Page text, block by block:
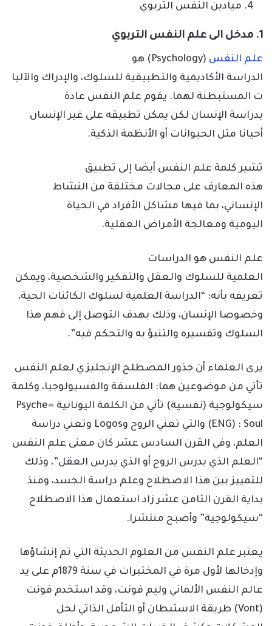
ميادين النفس التربوي
1. مدخل الى علم النفس التربوي
علم النفس
(Psychology) هو
الدراسة الأكاديمية والتطبيقية للسلوك، والإدراك والآليا
ت المستبطنة لهما. يقوم علم النفس عادة
بدراسة الإنسان لكن يمكن تطبيقه على غير الإنسان
أحيانا مثل الحيوانات أو الأنظمة الذكية.
تشير كلمة علم النفس أيضا إلى تطبيق
هذه المعارف على مجالات مختلفة من النشاط
الإنساني، بما فيها مشاكل الأفراد في الحياة
اليومية ومعالجة الأمراض العقلية.
علم النفس هو الدراسات
العلمية للسلوك والعقل والتفكير والشخصية، ويمكن
تعريفه بأنه: “الدراسة العلمية لسلوك الكائنات الحية،
وخصوصا الإنسان، وذلك بهدف التوصل إلى فهم هذا
السلوك وتفسيره والتنبؤ به والتحكم فيه”.
يرى العلماء أن جذور المصطلح الإنجليزي لعلم النفس
تأتي من موضوعين هما: الفلسفة والفسيولوجيا، وكلمة
سيكولوجية (نفسية) تأتي من الكلمة اليونانية Psyche=
(ENG) : Soul والتي تعني الروح وLogos وتعني دراسة
العلم، وفي القرن السادس عشر كان معنى علم النفس
“العلم الذي يدرس الروح أو الذي يدرس العقل”، وذلك
للتمييز بين هذا الاصطلاح وعلم دراسة الجسد، ومنذ
بداية القرن الثامن عشر زاد استعمال هذا الاصطلاح
“سيكولوجية” وأصبح منتشرا.
يعتبر علم النفس من العلوم الحديثة التي تم إنشاؤها
وإدخالها لأول مرة في المختبرات في سنة 1879م على يد
عالم النفس الألماني وليم فونت، وقد استخدم فونت
(Vont) طريقة الاستبطان أو التأمل الذاتي لحل